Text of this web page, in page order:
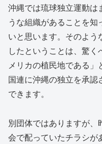
沖縄では琉球独立運動は
うな組織があることを
いと思います。そのよ
したということは、驚
メリカの植民地である
国連に沖縄の独立を承
できます。
別団体ではありますが
会で配っていたチラシが